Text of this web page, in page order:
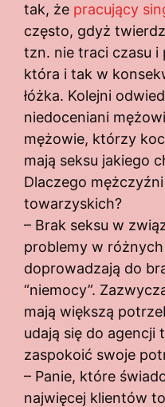
tak, że pracujący
często, gdyż
tzn. nie traci czasu i
która i tak w
łóżka. Kolejni
niedoceniani
mężowie, którzy
mają seksu jakiego
Dlaczego
towarzyskich?
– Brak seksu w
problemy w
doprowadzają do
“niemocy”.
mają większą
udają się do
zaspokoić swoje
– Panie, które
najwięcej klientów